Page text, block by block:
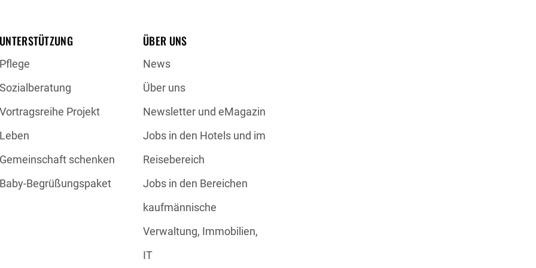
ist. Als dann
sich schnell
es wenig Unterstüt­
würde. Ich habe
was ich falsch
dass man nicht
schwierig? Na ja,
aber ich verdiene
Bahn. Deshalb hatte
UNTERSTÜTZUNG
Pflege
Sozialberatung
Vortragsreihe Projekt
Leben
Gemeinschaft schenken
Baby-Begrüßungspaket
ÜBER UNS
News
Über uns
Newsletter und eMagazin
Jobs in den Hotels und im
Reisebereich
Jobs in den Bereichen
kaufmännische
Verwaltung, Immobilien,
IT